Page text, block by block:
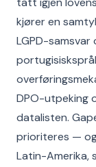
kjører en
LGPD-
DPO-utpeking
datalisten.
prioriteres —
Latin-Amerika,